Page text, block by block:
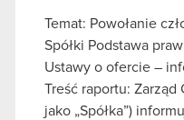
Temat: Powołanie
Spółki Podstawa
Ustawy o ofercie –
Treść raportu: Zarząd
jako „Spółka”)